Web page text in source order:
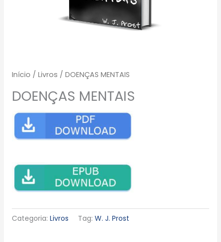
Início / Livros / DOENÇAS MENTAIS
DOENÇAS MENTAIS
Categoria: Livros Tag: W. J. Prost